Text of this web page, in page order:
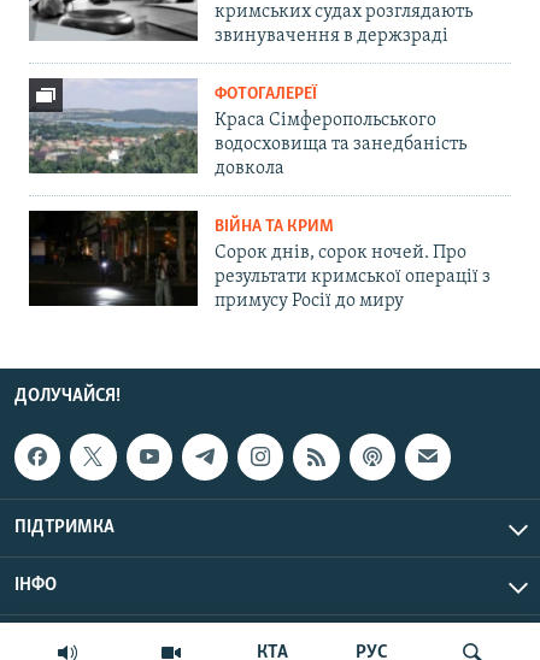
КТА РУС
кримських судах розглядають
звинувачення в держзраді
ФОТОГАЛЕРЕЇ
Краса Сімферопольського
водосховища та занедбаність
довкола
ВІЙНА ТА КРИМ
Сорок днів, сорок ночей. Про
результати кримської операції з
примусу Росії до миру
ДОЛУЧАЙСЯ!
ПІДТРИМКА
ІНФО
© Крим.Реалії, 2026 | Усі права застережено.